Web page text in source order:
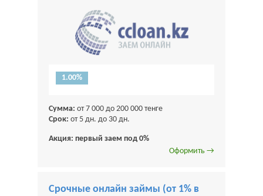
1.00%
Сумма: от 7 000 до 200 000 тенге
Срок: от 5 дн. до 30 дн.
Акция: первый заем под 0%
Оформить →
Срочные онлайн займы (от 1% в